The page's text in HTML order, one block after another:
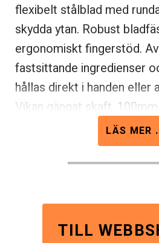
flexibelt stålblad med
skydda ytan. Robust
ergonomiskt fingerstöd.
fastsittande ingredienser
hållas direkt i handen eller
Vikan gängat skaft.
material samt godkänd för
livsmedelskontakt. Finns
För övriga färger (vit, grön,
LÄS MER
TILL